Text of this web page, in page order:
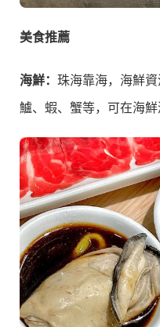
美食推薦
海鮮： 珠海靠海，海鮮
鱸、蝦、蟹等，可在海鮮